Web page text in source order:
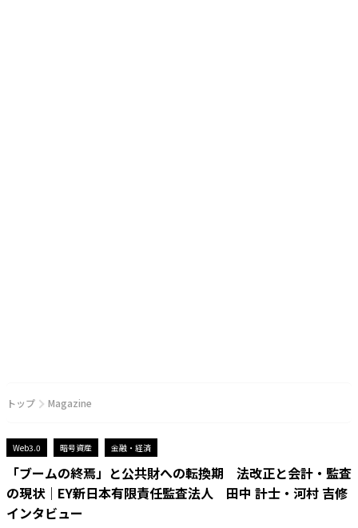
トップ Magazine
Web3.0 暗号資産 金融・経済
「ブームの終焉」と公共財への転換期 法改正と会計・監査
の現状｜EY新日本有限責任監査法人 田中 計士・河村 吉修
インタビュー